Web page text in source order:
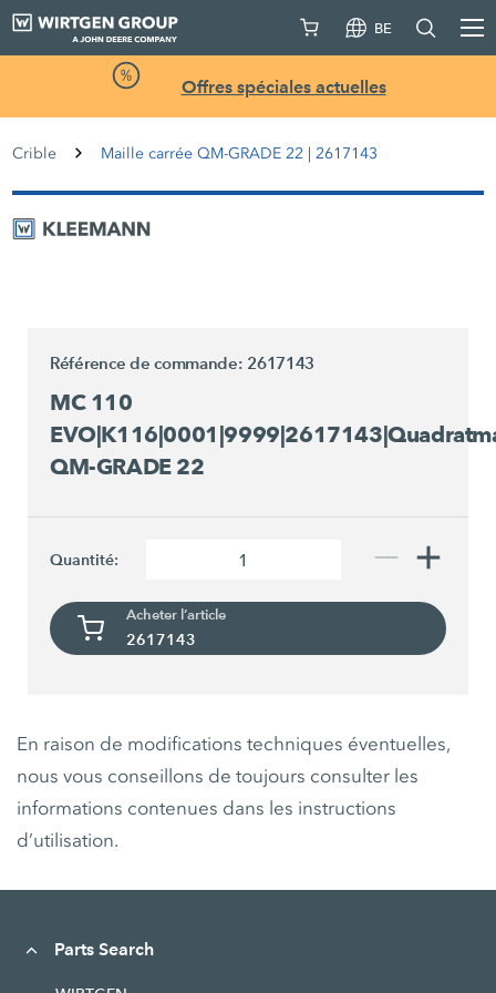
BE
Offres spéciales actuelles
Crible Maille carrée QM-GRADE 22 | 2617143
Référence de commande: 2617143
MC 110
QM-GRADE 22
Quantité:
Acheter l’article
2617143
En raison de modifications techniques éventuelles,
nous vous conseillons de toujours consulter les
informations contenues dans les instructions
d’utilisation.
Parts Search